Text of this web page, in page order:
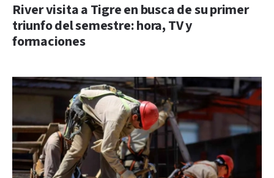
River visita a Tigre en busca de su primer
triunfo del semestre: hora, TV y
formaciones